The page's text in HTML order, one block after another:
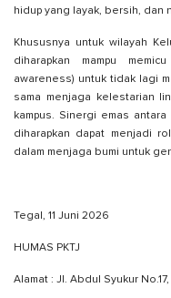
hidup yang layak, bersih, dan
Khususnya untuk wilayah
diharapkan mampu
awareness) untuk tidak lagi
sama menjaga kelestarian
kampus. Sinergi emas
diharapkan dapat menjadi
dalam menjaga bumi untuk
Tegal, 11 Juni 2026
HUMAS PKTJ
Alamat : Jl. Abdul Syukur